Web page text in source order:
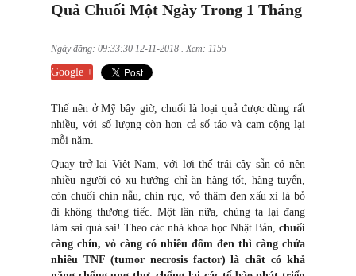
Quả Chuối Một Ngày Trong 1 Tháng
Ngày đăng: 09:33:30 12-11-2018 . Xem: 1155
Google +
Thế nên ở Mỹ bây giờ, chuối là loại quả được dùng rất
nhiều, với số lượng còn hơn cả số táo và cam cộng lại
mỗi năm.
Quay trở lại Việt Nam, với lợi thế trái cây sẵn có nên
nhiều người có xu hướng chỉ ăn hàng tốt, hàng tuyển,
còn chuối chín nẫu, chín rục, vỏ thâm đen xấu xí là bỏ
đi không thương tiếc. Một lần nữa, chúng ta lại đang
làm sai quá sai! Theo các nhà khoa học Nhật Bản, chuối
càng chín, vỏ càng có nhiều đốm đen thì càng chứa
nhiều TNF (tumor necrosis factor) là chất có khả